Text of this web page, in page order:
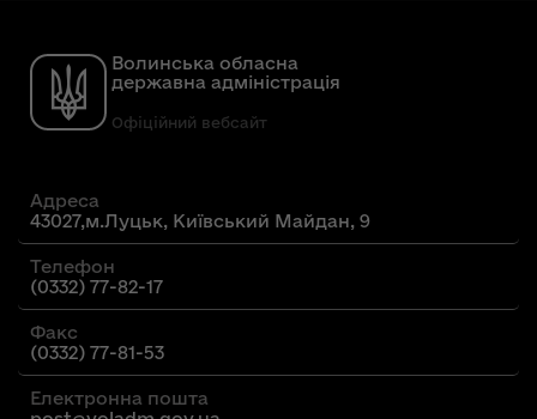
Волинська обласна
державна адміністрація
Офіційний вебсайт
Адреса
43027,м.Луцьк, Київський Майдан, 9
Телефон
(0332) 77-82-17
Факс
(0332) 77-81-53
Електронна пошта